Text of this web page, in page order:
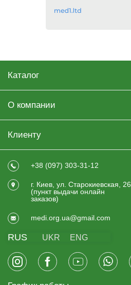
Каталог
О компании
Клиенту
+38 (097) 303-31-12
г. Киев, ул. Старокиевская, 26
(пункт выдачи онлайн
заказов)
medi.org.ua@gmail.com
RUS UKR ENG